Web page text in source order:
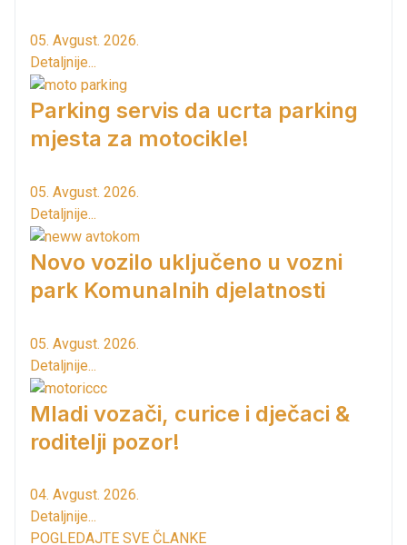
05. Avgust. 2026.
Detaljnije...
Parking servis da ucrta parking
mjesta za motocikle!
05. Avgust. 2026.
Detaljnije...
Novo vozilo uključeno u vozni
park Komunalnih djelatnosti
05. Avgust. 2026.
Detaljnije...
Mladi vozači, curice i dječaci &
roditelji pozor!
04. Avgust. 2026.
Detaljnije...
POGLEDAJTE SVE ČLANKE